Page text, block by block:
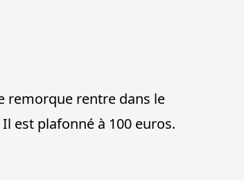
remorque rentre dans le
est plafonné à 100 euros.